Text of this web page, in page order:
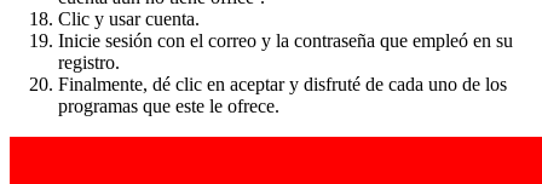
Clic y usar cuenta.
Inicie sesión con el correo y la contraseña que empleó en su
registro.
Finalmente, dé clic en aceptar y disfruté de cada uno de los
programas que este le ofrece.